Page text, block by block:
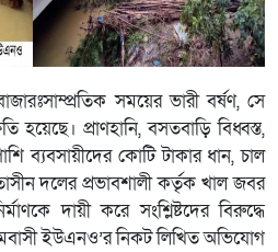
সময়ের ভারী বর্ষণ, সে
হয়েছে। প্রাণহানি, বসতবাড়ি বিধ্বস্ত,
ব্যবসায়ীদের কোটি টাকার ধান, চাল
দলের প্রভাবশালী কর্তৃক খাল জবর
দায়ী করে সংশ্লিষ্টদের বিরুদ্ধে
ইউএনও’র নিকট লিখিত অভিযোগ